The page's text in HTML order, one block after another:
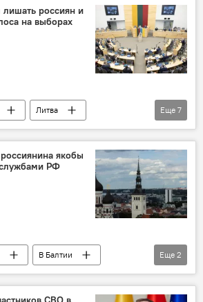
белорусы
Политика
россиян и
на выборах
Литва
голосование
выборы
белорусы
Еще 7
якобы
РФ
В Балтии
Еще 2